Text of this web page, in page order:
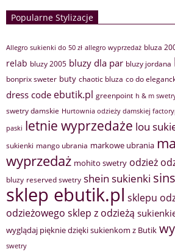
Popularne Stylizacje
Allegro sukienki do 50 zł allegro wyprzedaż bluza
relab bluzy 2005 bluzy dla par bluzy jordana
bonprix sweter buty chaotic bluza co do
dress code ebutik.pl greenpoint h & m
swetry damskie Hurtownia odzieży damskiej
paski letnie wyprzedaże lou
sukienki mango ubrania markowe ubrania
wyprzedaż mohito swetry odzież
bluzy reserved swetry shein sukienki
sklep ebutik.pl sklepu
odzieżowego sklep z odzieżą
wyglądaj pięknie dzięki sukienkom z Butik
swetry